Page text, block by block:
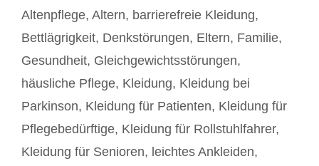
Schlagwörter
Altenpflege, Altern, barrierefreie Kleidung,
Bettlägrigkeit, Denkstörungen, Eltern, Familie,
Gesundheit, Gleichgewichtsstörungen,
häusliche Pflege, Kleidung, Kleidung bei
Parkinson, Kleidung für Patienten, Kleidung für
Pflegebedürftige, Kleidung für Rollstuhlfahrer,
Kleidung für Senioren, leichtes Ankleiden,